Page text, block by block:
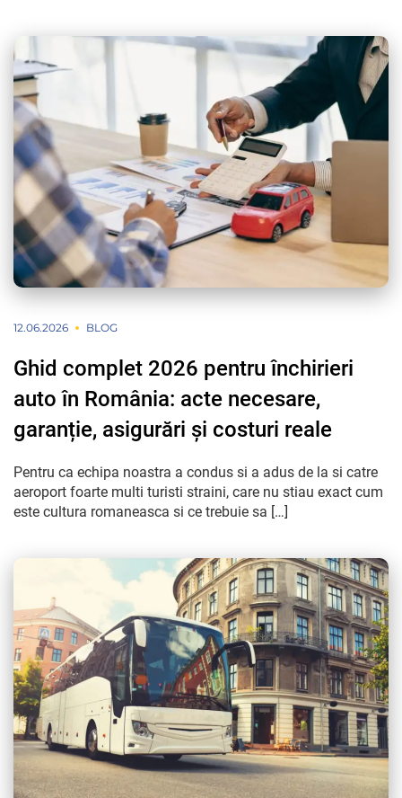
12.06.2026 BLOG
Ghid complet 2026 pentru închirieri
auto în România: acte necesare,
garanție, asigurări și costuri reale
Pentru ca echipa noastra a condus si a adus de la si catre
aeroport foarte multi turisti straini, care nu stiau exact cum
este cultura romaneasca si ce trebuie sa […]